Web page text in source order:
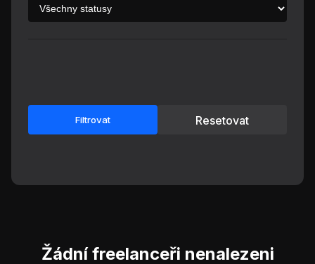
Filtrovat Resetovat
Žádní freelanceři nenalezeni